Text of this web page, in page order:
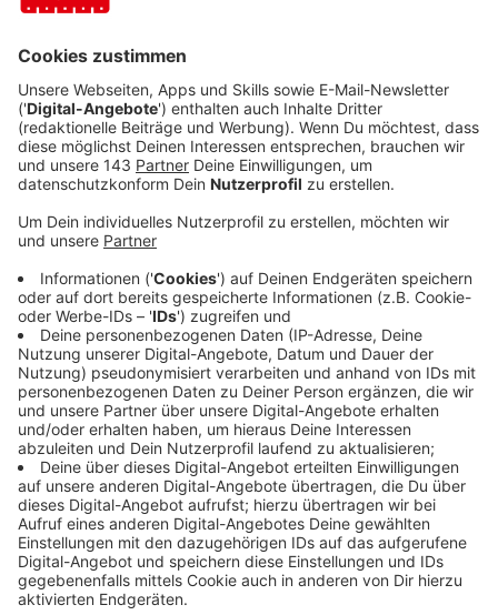
Anzeige
Copy & Paste
Anzeige
Sachen kopieren und einfügen. Geht mit der
Kombination "Steuerung+C" und "Steuerung+V", das
wissen viele. Aber: "Windows-Taste+V" öffnet die
neue Zwischenablage.
Dann gibt es eine Liste mit den Dingen, die vorher
schon mal kopiert wurden. Daraus kann man dann
einfach auswählen. Also: ein kopierter Text oder ein
Bild kann dann noch eingefügt werden, wenn man
danach schon wieder andere in die
Zwischenablage kopiert hatte.
Anzeige
Screenshot machen